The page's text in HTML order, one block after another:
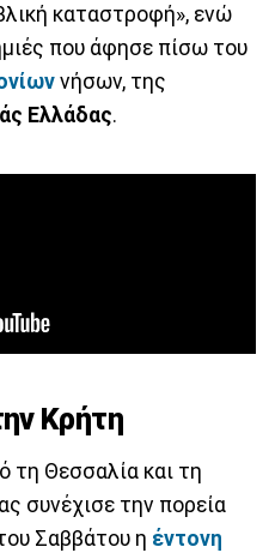
καταστροφή», ενώ
που άφησε πίσω του
νήσων, της
Ελλάδας.
Κρήτη
τη Θεσσαλία και τη
συνέχισε την πορεία
Σαββάτου η έντονη